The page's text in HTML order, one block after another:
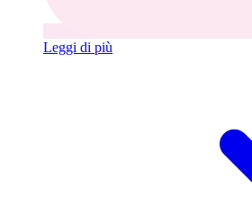
Leggi di più